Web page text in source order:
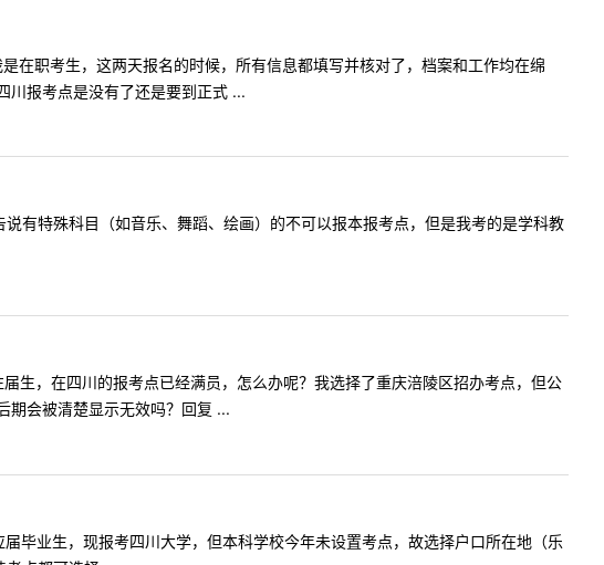
职考生，这两天报名的时候，所有信息都填写并核对了，档案和工作均在绵
川报考点是没有了还是要到正式 ...
特殊科目（如音乐、舞蹈、绘画）的不可以报本报考点，但是我考的是学科教
，在四川的报考点已经满员，怎么办呢？我选择了重庆涪陵区招办考点，但公
期会被清楚显示无效吗？回复 ...
业生，现报考四川大学，但本科学校今年未设置考点，故选择户口所在地（乐